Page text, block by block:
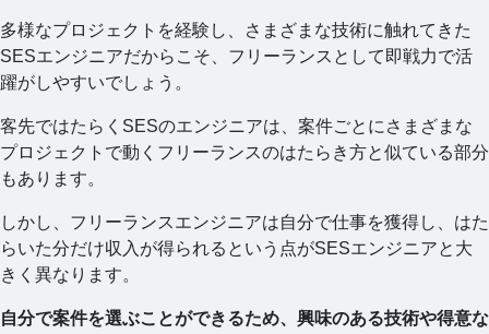
多様なプロジェクトを経験し、さまざまな技術に触れてきた
SESエンジニアだからこそ、フリーランスとして即戦力で活
躍がしやすいでしょう。
客先ではたらくSESのエンジニアは、案件ごとにさまざまな
プロジェクトで動くフリーランスのはたらき方と似ている部分
もあります。
しかし、フリーランスエンジニアは自分で仕事を獲得し、はた
らいた分だけ収入が得られるという点がSESエンジニアと大
きく異なります。
自分で案件を選ぶことができるため、興味のある技術や得意な